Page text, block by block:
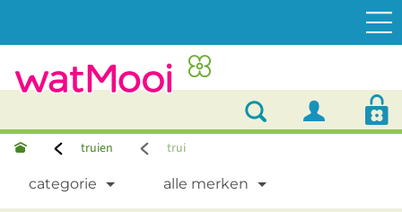
truien trui
categorie alle merken